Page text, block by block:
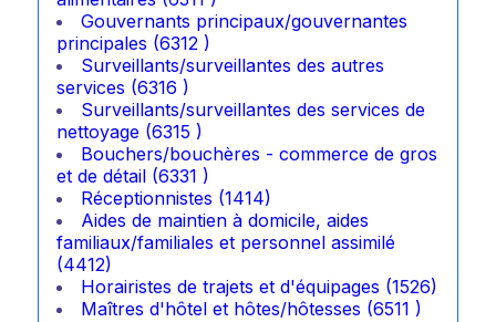
Gouvernants principaux/gouvernantes
principales (6312 )
Surveillants/surveillantes des autres
services (6316 )
Surveillants/surveillantes des services de
nettoyage (6315 )
Bouchers/bouchères - commerce de gros
et de détail (6331 )
Réceptionnistes (1414)
Aides de maintien à domicile, aides
familiaux/familiales et personnel assimilé
(4412)
Horairistes de trajets et d'équipages (1526)
Maîtres d'hôtel et hôtes/hôtesses (6511 )